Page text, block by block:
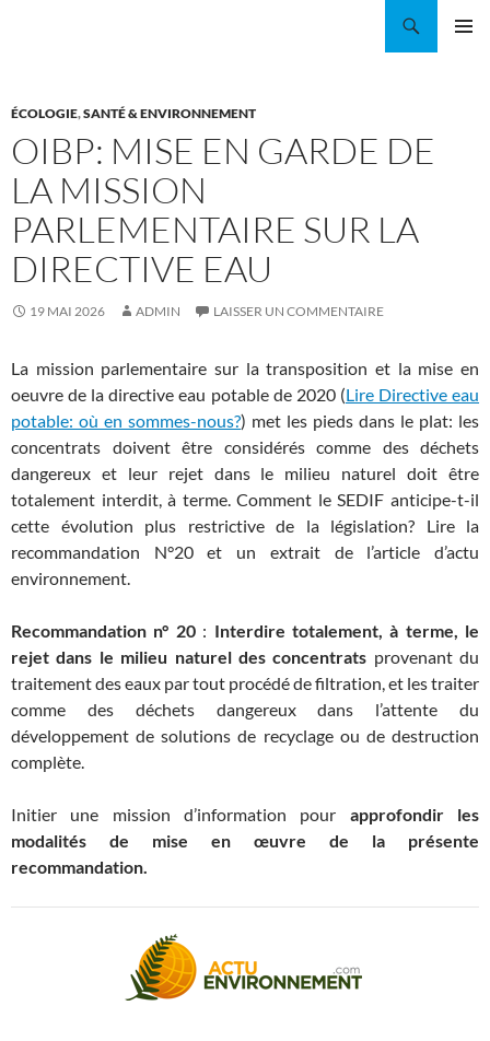
ÉCOLOGIE,SANTÉ & ENVIRONNEMENT
OIBP: MISE EN GARDE DE
LA MISSION
PARLEMENTAIRE SUR LA
DIRECTIVE EAU
19 MAI 2026 ADMIN LAISSER UN COMMENTAIRE
La mission parlementaire sur la transposition et la mise en
oeuvre de la directive eau potable de 2020 (Lire Directive eau
potable: où en sommes-nous?) met les pieds dans le plat: les
concentrats doivent être considérés comme des déchets
dangereux et leur rejet dans le milieu naturel doit être
totalement interdit, à terme. Comment le SEDIF anticipe-t-il
cette évolution plus restrictive de la législation? Lire la
recommandation N°20 et un extrait de l’article d’actu
environnement.
Recommandation n° 20: Interdire totalement, à terme, le
rejet dans le milieu naturel des concentrats provenant du
traitement des eaux par tout procédé de filtration, et les traiter
comme des déchets dangereux dans l’attente du
développement de solutions de recyclage ou de destruction
complète.
Initier une mission d’information pour approfondir les
modalités de mise en œuvre de la présente
recommandation.